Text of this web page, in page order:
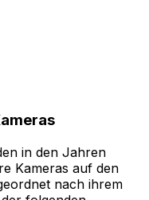
in den Jahren
Kameras auf den
nach ihrem